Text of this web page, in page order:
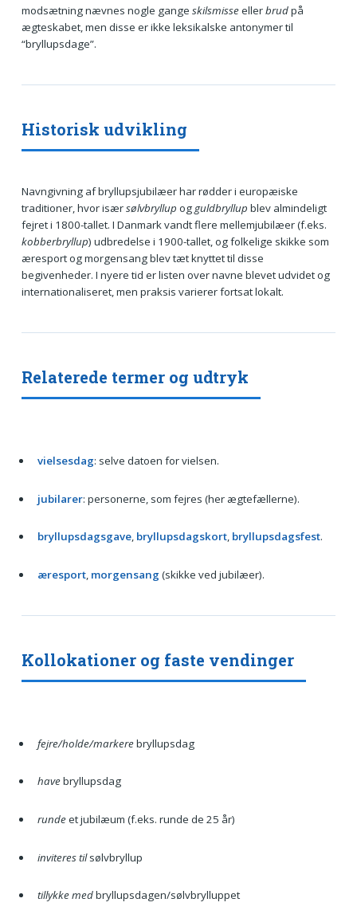
modsætning nævnes nogle gange skilsmisseellerbrudpå
ægteskabet, men disse er ikke leksikalske antonymer til
“bryllupsdage”.
Historisk udvikling
Navngivning af bryllupsjubilæer har rødder i europæiske
traditioner, hvor isærsølvbryllup ogguldbryllup blev almindeligt
fejret i 1800-tallet. I Danmark vandt flere mellemjubilæer (f.eks.
kobberbryllup) udbredelse i 1900-tallet, og folkelige skikke som
æresport og morgensang blev tæt knyttet til disse
begivenheder. I nyere tid er listen over navne blevet udvidet og
internationaliseret, men praksis varierer fortsat lokalt.
Relaterede termer og udtryk
vielsesdag: selve datoen for vielsen.
jubilarer: personerne, som fejres (her ægtefællerne).
bryllupsdagsgave, bryllupsdagskort, bryllupsdagsfest.
æresport, morgensang (skikke ved jubilæer).
Kollokationer og faste vendinger
fejre/holde/markerebryllupsdag
havebryllupsdag
rundeet jubilæum (f.eks. runde de 25 år)
inviteres tilsølvbryllup
tillykke medbryllupsdagen/sølvbrylluppet